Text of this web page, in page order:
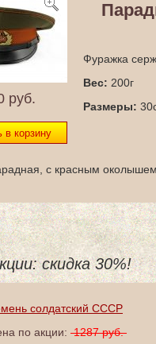
руб.
Фуражка
Вес: 200г
Размеры:
с красным околышем
скидка 30%!
солдатский СССР
по акции: 1287 руб.